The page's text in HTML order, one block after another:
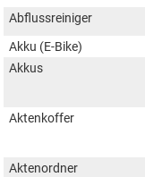
Abflussreiniger
Akku (E-Bike)
Akkus
Aktenkoffer
Aktenordner